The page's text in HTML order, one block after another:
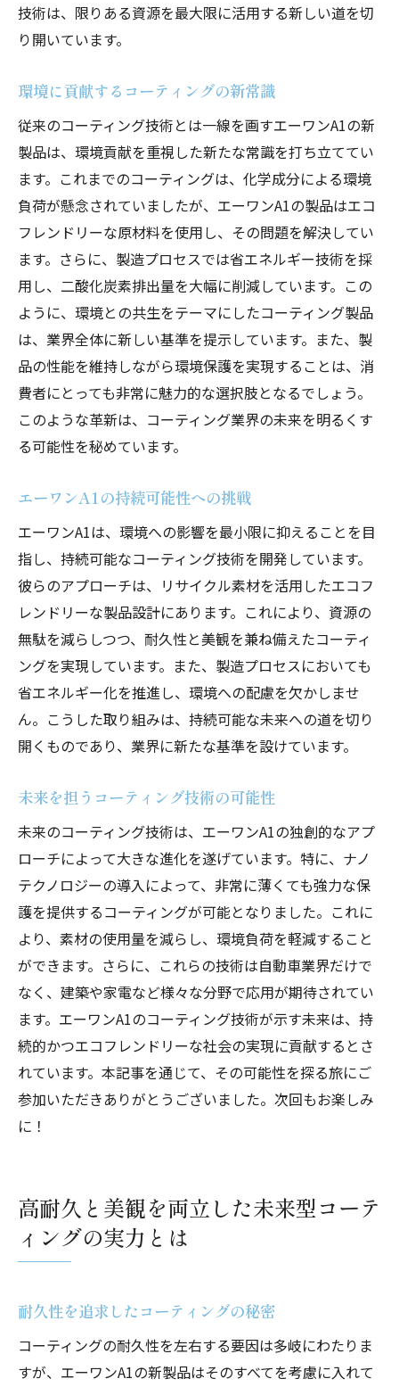
技術は、限りある資源を最大限に活用する新しい道を切
り開いています。
環境に貢献するコーティングの新常識
従来のコーティング技術とは一線を画すエーワンA1の新
製品は、環境貢献を重視した新たな常識を打ち立ててい
ます。これまでのコーティングは、化学成分による環境
負荷が懸念されていましたが、エーワンA1の製品はエコ
フレンドリーな原材料を使用し、その問題を解決してい
ます。さらに、製造プロセスでは省エネルギー技術を採
用し、二酸化炭素排出量を大幅に削減しています。この
ように、環境との共生をテーマにしたコーティング製品
は、業界全体に新しい基準を提示しています。また、製
品の性能を維持しながら環境保護を実現することは、消
費者にとっても非常に魅力的な選択肢となるでしょう。
このような革新は、コーティング業界の未来を明るくす
る可能性を秘めています。
エーワンA1の持続可能性への挑戦
エーワンA1は、環境への影響を最小限に抑えることを目
指し、持続可能なコーティング技術を開発しています。
彼らのアプローチは、リサイクル素材を活用したエコフ
レンドリーな製品設計にあります。これにより、資源の
無駄を減らしつつ、耐久性と美観を兼ね備えたコーティ
ングを実現しています。また、製造プロセスにおいても
省エネルギー化を推進し、環境への配慮を欠かしませ
ん。こうした取り組みは、持続可能な未来への道を切り
開くものであり、業界に新たな基準を設けています。
未来を担うコーティング技術の可能性
未来のコーティング技術は、エーワンA1の独創的なアプ
ローチによって大きな進化を遂げています。特に、ナノ
テクノロジーの導入によって、非常に薄くても強力な保
護を提供するコーティングが可能となりました。これに
より、素材の使用量を減らし、環境負荷を軽減すること
ができます。さらに、これらの技術は自動車業界だけで
なく、建築や家電など様々な分野で応用が期待されてい
ます。エーワンA1のコーティング技術が示す未来は、持
続的かつエコフレンドリーな社会の実現に貢献するとさ
れています。本記事を通じて、その可能性を探る旅にご
参加いただきありがとうございました。次回もお楽しみ
に！
高耐久と美観を両立した未来型コーテ
ィングの実力とは
耐久性を追求したコーティングの秘密
コーティングの耐久性を左右する要因は多岐にわたりま
すが、エーワンA1の新製品はそのすべてを考慮に入れて